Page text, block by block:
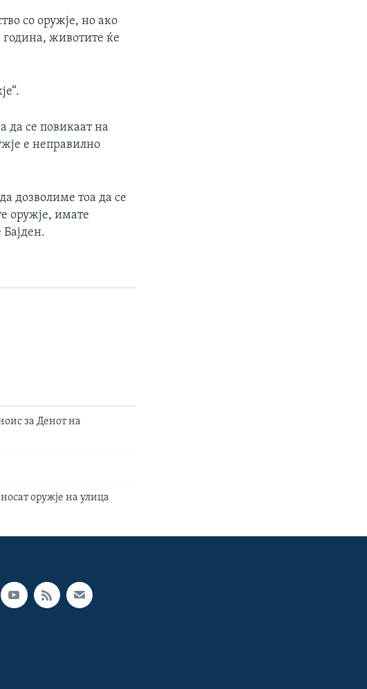
со оружје, но ако
година, животите ќе
да се повикаат на
е неправилно
дозволиме тоа да се
оружје, имате
Бајден.
за Денот на
оружје на улица